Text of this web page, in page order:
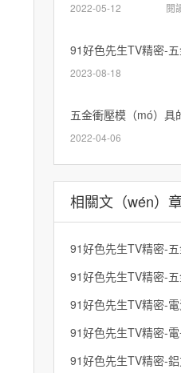
2022-05-12 閱
2023-08-18
五金衝壓模（mó）具
2022-04-06
相關文（wén）章
91好色先生TV精密-
91好色先生TV精密-
91好色先生TV精密-鋁